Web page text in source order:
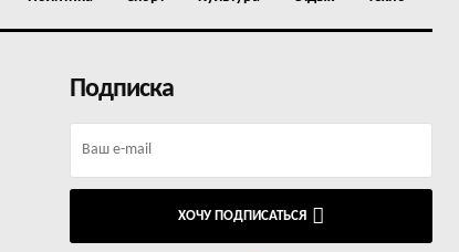
Подписка
ХОЧУ ПОДПИСАТЬСЯ